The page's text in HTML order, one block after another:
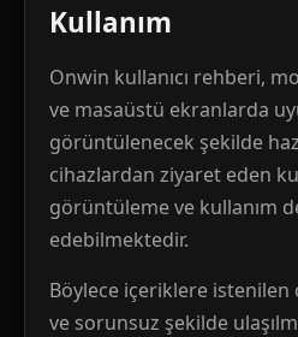
Kullanım
Onwin kullanıcı rehberi,
ve masaüstü ekranlarda
görüntülenecek şekilde
cihazlardan ziyaret eden
görüntüleme ve kullanım
edebilmektedir.
Böylece içeriklere istenilen
ve sorunsuz şekilde